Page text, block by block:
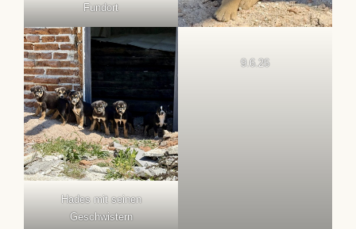
Fundort
Hades mit seinen
Geschwistern
9.6.26